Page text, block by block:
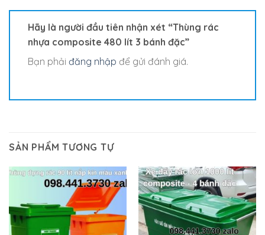
Hãy là người đầu tiên nhận xét “Thùng rác
nhựa composite 480 lít 3 bánh đặc”
Bạn phải đăng nhập để gửi đánh giá.
SẢN PHẨM TƯƠNG TỰ